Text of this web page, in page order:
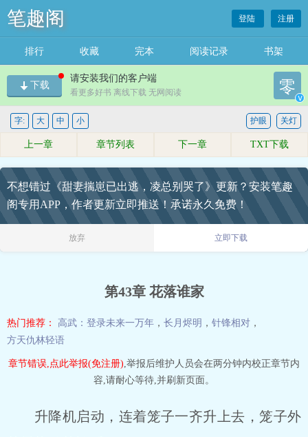
笔趣阁 登陆 注册
排行 收藏 完本 阅读记录 书架
下载
请安装我们的客户端
看更多好书 离线下载 无网阅读 零
v
字: 大 中 小 关灯
护眼
上一章 章节列表 下一章 TXT下载
不想错过《甜妻揣崽已出逃，凌总别哭了》更新？安装笔趣
阁专用APP，作者更新立即推送！承诺永久免费！
放弃 立即下载
第43章 花落谁家
热门推荐： 高武：登录未来一万年 ， 长月烬明 ， 针锋相对 ，
方天仇林轻语
章节错误,点此举报(免注册),举报后维护人员会在两分钟内校正章节内
容,请耐心等待,并刷新页面。
升降机启动，连着笼子一齐升上去，笼子外